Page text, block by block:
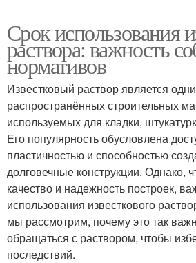
Срок использования
раствора: важность
нормативов
Известковый раствор является
распространённых строительных
используемых для кладки,
Его популярность обусловлена
пластичностью и способностью
долговечные конструкции. Однако,
качество и надежность построек,
использования известкового
мы рассмотрим, почему это так
обращаться с раствором, чтобы
последствий.